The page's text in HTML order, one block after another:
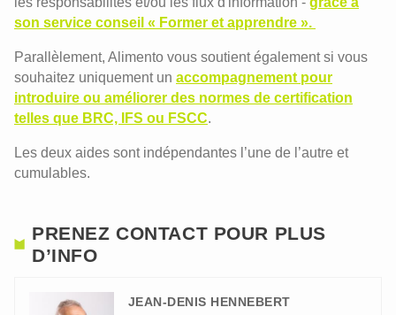
son service conseil « Former et apprendre ».
Parallèlement, Alimento vous soutient également si vous
souhaitez uniquement un accompagnement pour
introduire ou améliorer des normes de certification
telles que BRC, IFS ou FSCC.
Les deux aides sont indépendantes l’une de l’autre et
cumulables.
PRENEZ CONTACT POUR PLUS
D’INFO
JEAN-DENIS HENNEBERT